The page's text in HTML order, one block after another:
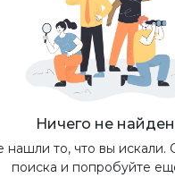
Ничего не
то, что вы искали.
поиска и попробуйте